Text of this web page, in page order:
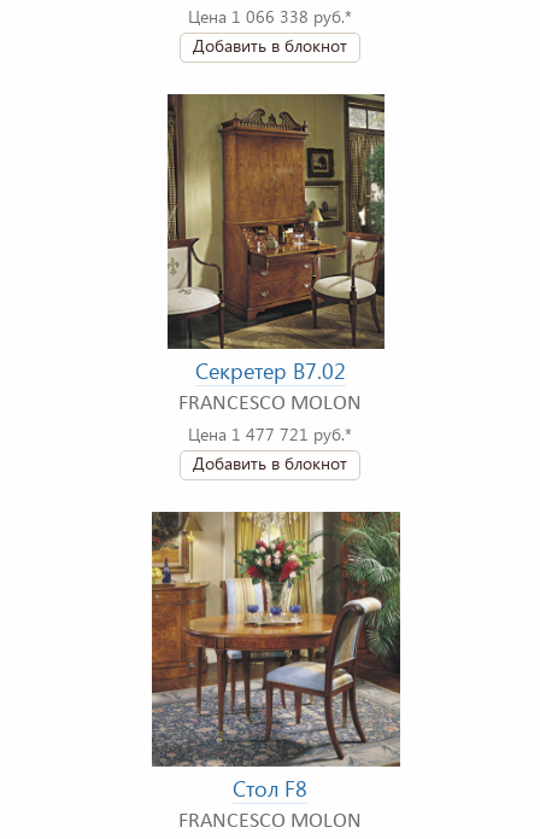
Цена 1 066 338 руб.*
Добавить в блокнот
Секретер B7.02
FRANCESCO MOLON
Цена 1 477 721 руб.*
Добавить в блокнот
Стол F8
FRANCESCO MOLON